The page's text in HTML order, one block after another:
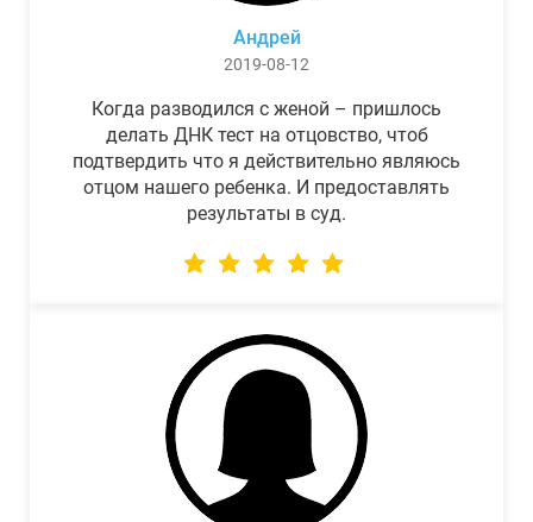
Андрей
2019-08-12
Когда разводился с женой – пришлось
делать ДНК тест на отцовство, чтоб
подтвердить что я действительно являюсь
отцом нашего ребенка. И предоставлять
результаты в суд.